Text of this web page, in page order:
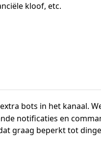
kloof, etc.
bots in het kanaal.
notificaties en
graag beperkt tot